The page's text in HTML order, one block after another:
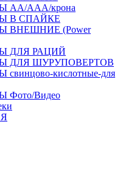
АА/ААА/крона
В СПАЙКЕ
ВНЕШНИЕ (Power
ДЛЯ РАЦИЙ
ДЛЯ ШУРУПОВЕРТОВ
кислотные-для
Видео